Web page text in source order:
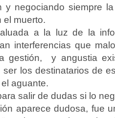
negociando siempre
el muerto.
a la luz de la
interferencias que
gestión,
y angustia
los destinatarios de
aguante.
salir de dudas si lo
aparece dudosa, fue